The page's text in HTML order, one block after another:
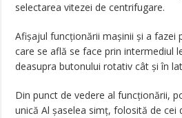
selectarea vitezei de centrifugare.
Afişajul funcţionării maşinii şi a fazei
care se află se face prin intermediul
deasupra butonului rotativ cât şi în
Din punct de vedere al funcţionării,
unică Al şaselea simţ, folosită de cei